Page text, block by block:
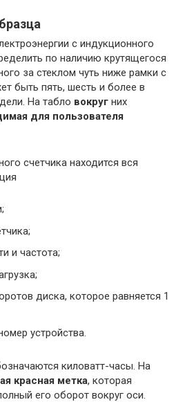
с индукционного
по наличию крутящегося
за стеклом чуть ниже рамки с
быть пять, шесть и более в
На табло вокруг них
для пользователя
и частота;
диска, которое равняется 1
устройства.
киловатт-часы. На
красная метка, которая
его оборот вокруг оси.